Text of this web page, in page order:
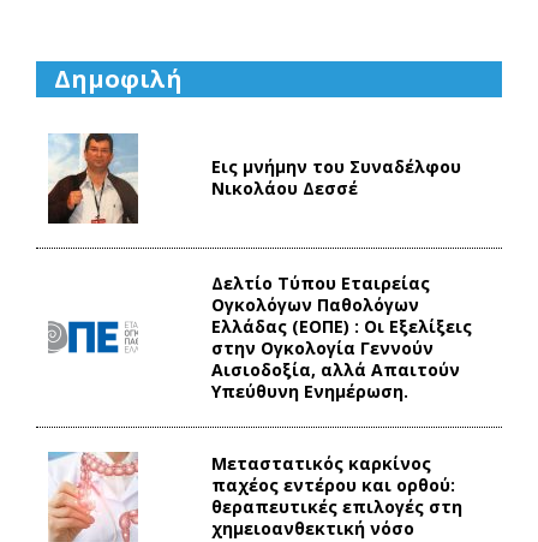
Δημοφιλή
Εις μνήμην του Συναδέλφου
Νικολάου Δεσσέ
Δελτίο Τύπου Eταιρείας
Ογκολόγων Παθολόγων
Ελλάδας (ΕΟΠΕ) : Οι Εξελίξεις
στην Ογκολογία Γεννούν
Αισιοδοξία, αλλά Απαιτούν
Υπεύθυνη Ενημέρωση.
Mεταστατικός καρκίνος
παχέος εντέρου και ορθού:
θεραπευτικές επιλογές στη
χημειοανθεκτική νόσο